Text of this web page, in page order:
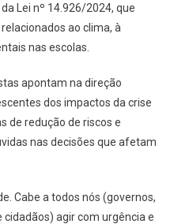
Lei nº 14.926/2024, que
ao clima, à
nas escolas.
apontam na direção
dos impactos da crise
de redução de riscos e
nas decisões que afetam
Cabe a todos nós (governos,
agir com urgência e